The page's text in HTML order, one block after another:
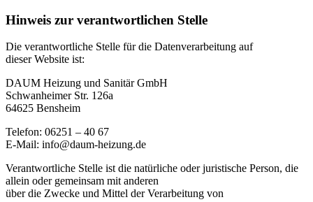
Hinweis zur verantwortlichen Stelle
Die verantwortliche Stelle für die Datenverarbeitung auf
dieser Website ist:
DAUM Heizung und Sanitär GmbH
Schwanheimer Str. 126a
64625 Bensheim
Telefon: 06251 – 40 67
E-Mail: info@daum-heizung.de
Verantwortliche Stelle ist die natürliche oder juristische Person, die
allein oder gemeinsam mit anderen
über die Zwecke und Mittel der Verarbeitung von